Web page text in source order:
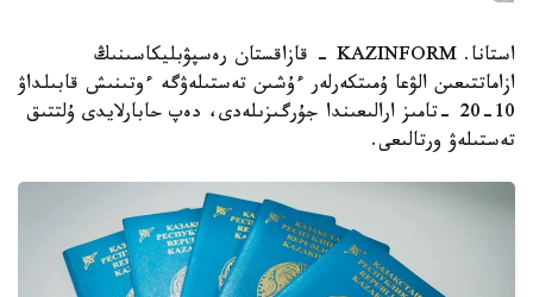
استانا. KAZINFORM - قازاقستان رەسپۋبليكاسىنىڭ
ازاماتتىعىن الۋعا ۇمىتكەرلەر ءۇشىن تەستىلەۋگە ءوتىنىش قابىلداۋ
10-20 -تامىز ارالىعىندا جۇرگىزىلەدى، دەپ حابارلايدى ۇلتتىق
تەستىلەۋ ورتالىعى.